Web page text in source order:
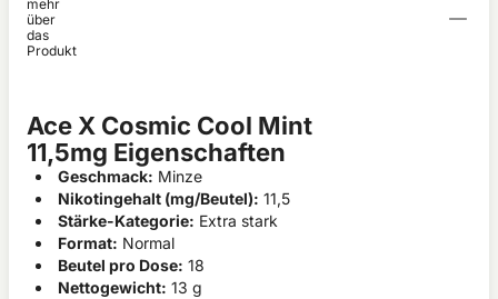
mehr
über
das
Produkt
Ace X Cosmic Cool Mint
11,5mg Eigenschaften
Geschmack: Minze
Nikotingehalt (mg/Beutel): 11,5
Stärke-Kategorie: Extra stark
Format: Normal
Beutel pro Dose: 18
Nettogewicht: 13 g